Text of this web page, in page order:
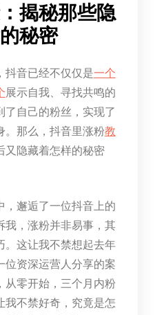
揭秘那些隐
秘密
抖音已经不仅仅是一个
展示自我、寻找共鸣的
了自己的粉丝，实现了
。那么，抖音里涨粉教
又隐藏着怎样的秘密
，邂逅了一位抖音上的
我，涨粉并非易事，其
。这让我不禁想起去年
位资深运营人分享的案
从零开始，三个月内粉
我不禁好奇，究竟是怎